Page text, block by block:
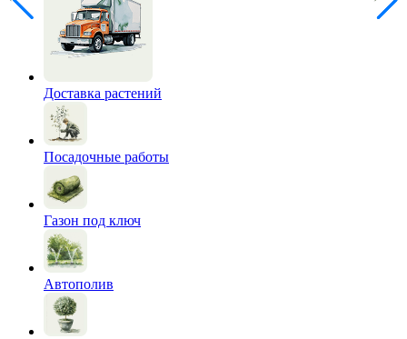
Доставка растений
Посадочные работы
Газон под ключ
Автополив